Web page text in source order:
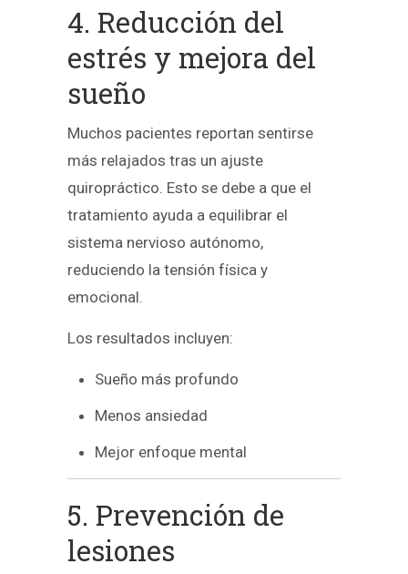
4. Reducción del
estrés y mejora del
sueño
Muchos pacientes reportan sentirse
más relajados tras un ajuste
quiropráctico. Esto se debe a que el
tratamiento ayuda a equilibrar el
sistema nervioso autónomo,
reduciendo la tensión física y
emocional.
Los resultados incluyen:
Sueño más profundo
Menos ansiedad
Mejor enfoque mental
5. Prevención de
lesiones